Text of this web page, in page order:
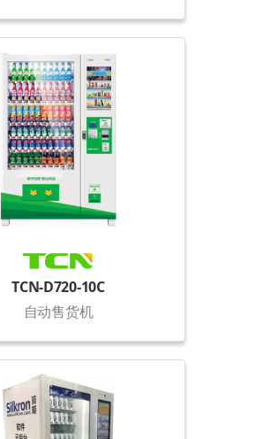
TCN-D720-10C
自动售货机